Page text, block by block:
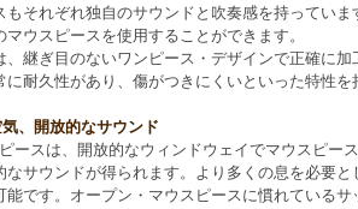
もそれぞれ独自のサウンドと吹奏感を持ってい
ウスピースを使用することができます。
、継ぎ目のないワンピース・デザインで正確に
耐久性があり、傷がつきにくいといった特性を
、開放的なサウンド
ースは、開放的なウィンドウェイでマウスピー
なサウンドが得られます。より多くの息を必要と
能です。オープン・マウスピースに慣れている